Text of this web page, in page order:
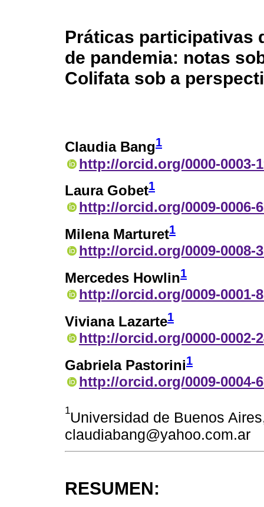
Práticas participativas
de pandemia: notas
Colifata sob a
Claudia Bang1
http://orcid.org/0000-0003-
Laura Gobet1
http://orcid.org/0009-0006-
Milena Marturet1
http://orcid.org/0009-0008-
Mercedes Howlin1
http://orcid.org/0009-0001-
Viviana Lazarte1
http://orcid.org/0000-0002-
Gabriela Pastorini1
http://orcid.org/0009-0004-
1Universidad de Buenos
claudiabang@yahoo.com.ar
RESUMEN: